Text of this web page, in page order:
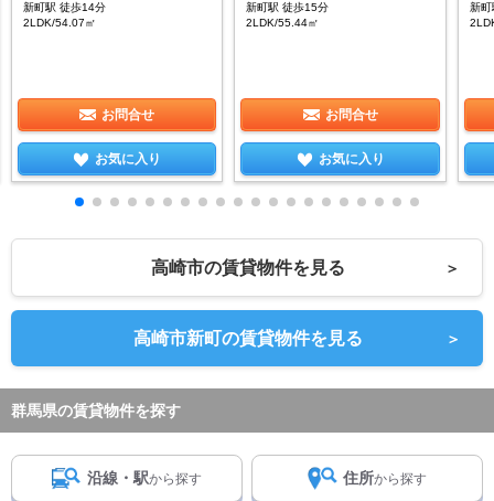
新町駅 徒歩14分
2LDK/54.07㎡
お問合せ
お気に入り
新町駅 徒歩15分
2LDK/55.44㎡
お問合せ
お気に入り
新
高崎市の賃貸物件を見る ＞
高崎市新町の賃貸物件を見る ＞
群馬県の賃貸物件を探す
沿線・駅から探す 住所から探す